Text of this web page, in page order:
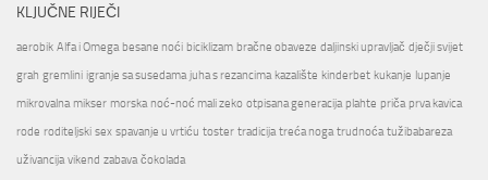
KLJUČNE RIJEČI
aerobik Alfa i Omega besane noći biciklizam bračne obaveze daljinski upravljač dječji svijet
grah gremlini igranje sa susedama juha s rezancima kazalište kinderbet kukanje lupanje
mikrovalna mikser morska noć-noć mali zeko otpisana generacija plahte priča prva kavica
rode roditeljski sex spavanje u vrtiću toster tradicija treća noga trudnoća tužibabareza
uživancija vikend zabava čokolada